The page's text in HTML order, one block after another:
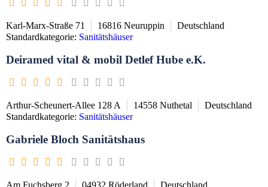
Karl-Marx-Straße 71 16816 Neuruppin
Deutschland
Standardkategorie: Sanitätshäuser
Deiramed vital & mobil Detlef Hube e.K.
Arthur-Scheunert-Allee 128 A 14558 Nuthetal
Deutschland
Standardkategorie: Sanitätshäuser
Gabriele Bloch Sanitätshaus
Am Fuchsberg 2 04932 Röderland
Deutschland